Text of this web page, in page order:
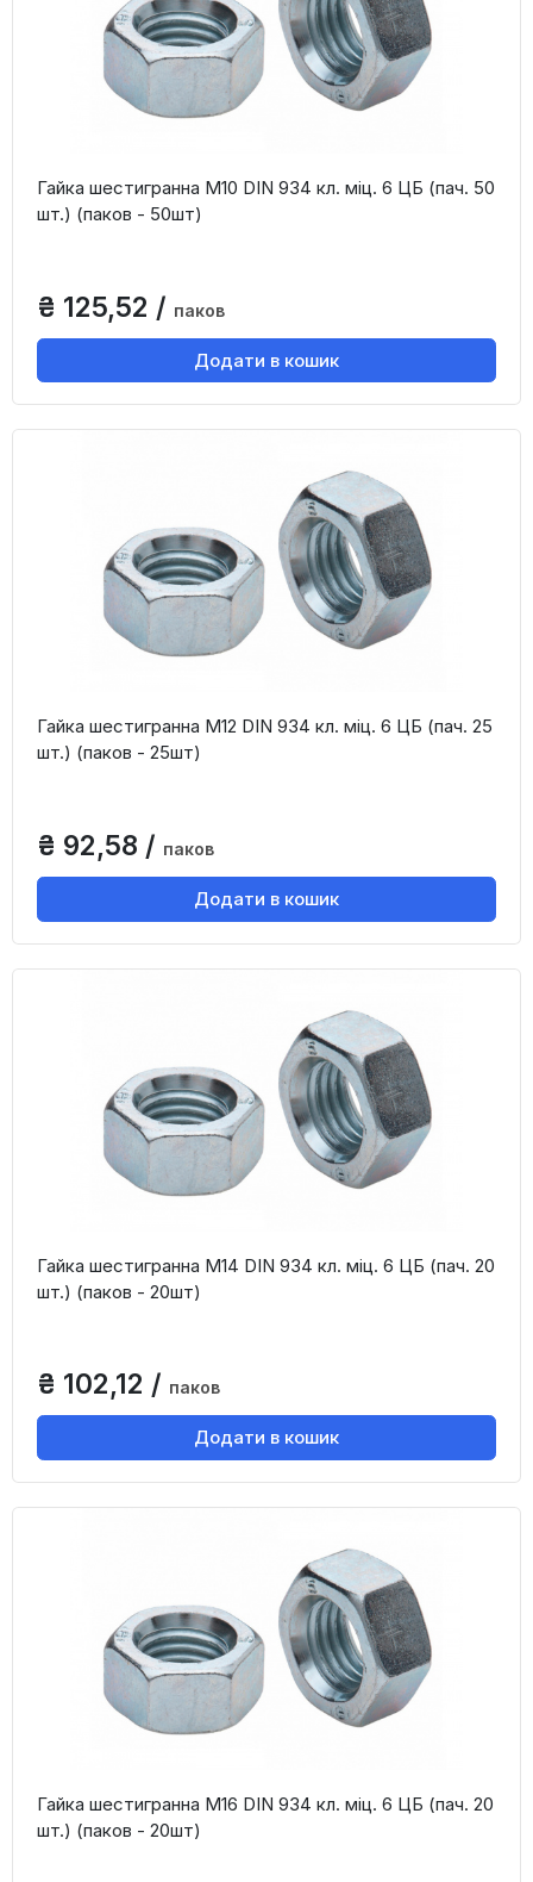
Гайка шестигранна М10 DIN 934 кл. міц. 6 ЦБ (пач. 50
шт.) (паков - 50шт)
₴ 125,52 / паков
Додати в кошик
Гайка шестигранна М12 DIN 934 кл. міц. 6 ЦБ (пач. 25
шт.) (паков - 25шт)
₴ 92,58 / паков
Додати в кошик
Гайка шестигранна М14 DIN 934 кл. міц. 6 ЦБ (пач. 20
шт.) (паков - 20шт)
₴ 102,12 / паков
Додати в кошик
Гайка шестигранна М16 DIN 934 кл. міц. 6 ЦБ (пач. 20
шт.) (паков - 20шт)